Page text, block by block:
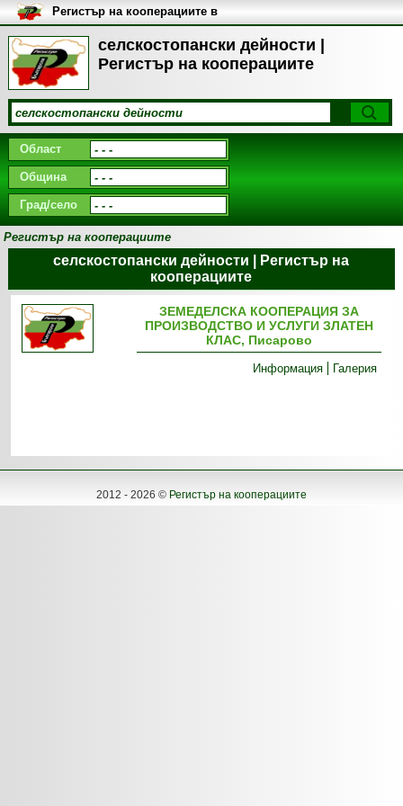
селскостопански дейности |
Регистър на кооперациите
Регистър на кооперациите в
България
Област
Община
Град/село
Регистър на кооперациите
селскостопански дейности | Регистър на
кооперациите
ЗЕМЕДЕЛСКА КООПЕРАЦИЯ ЗА
ПРОИЗВОДСТВО И УСЛУГИ ЗЛАТЕН
КЛАС, Писарово
Информация Галерия
2012 - 2026 © Регистър на кооперациите